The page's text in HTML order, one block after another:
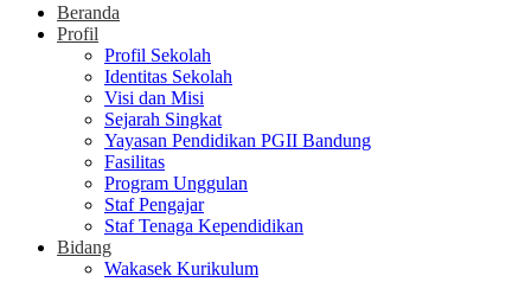
Beranda
Profil
Profil Sekolah
Identitas Sekolah
Visi dan Misi
Sejarah Singkat
Yayasan Pendidikan PGII Bandung
Fasilitas
Program Unggulan
Staf Pengajar
Staf Tenaga Kependidikan
Bidang
Wakasek Kurikulum